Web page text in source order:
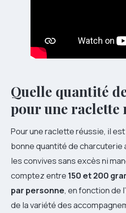
Quelle quantité
pour une raclette
Pour une raclette réussie, il
bonne quantité de
les convives sans excès ni
comptez entre 150 et 200
par personne, en fonction de
de la variété des